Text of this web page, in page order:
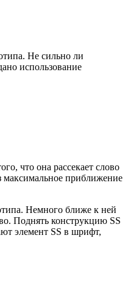
Не сильно ли
использование
что она рассекает слово
максимальное приближение
Немного ближе к ней
Поднять конструкцию SS
элемент SS в шрифт,